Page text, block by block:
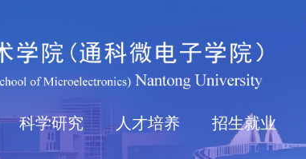
科学研究 人才培养 招生就业